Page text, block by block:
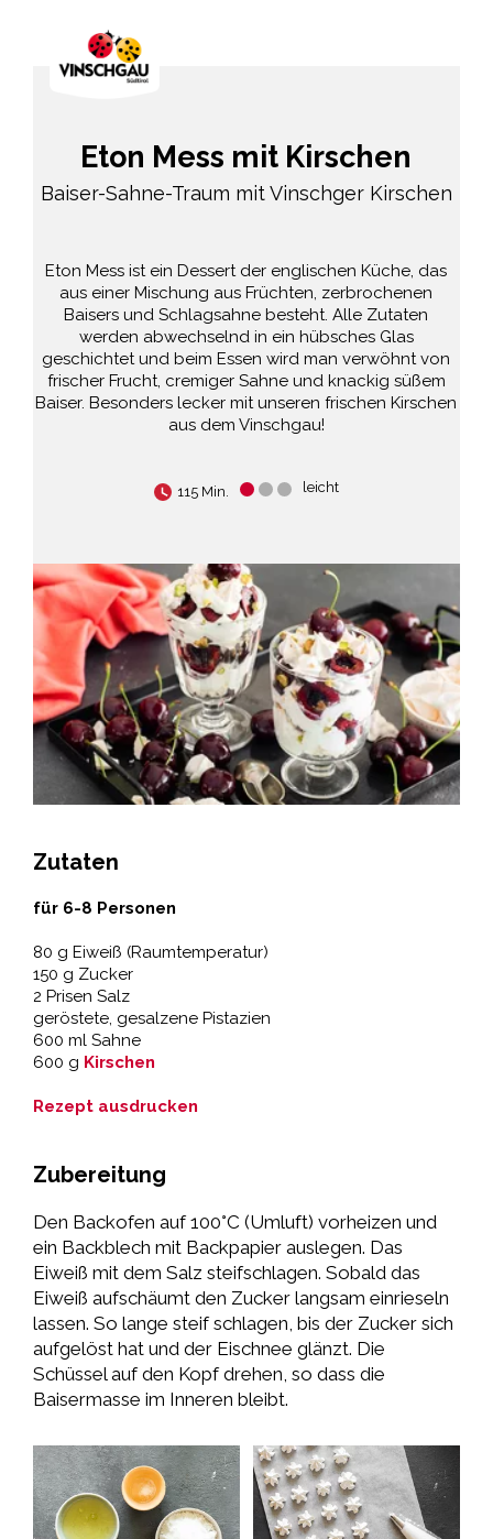
Eton Mess mit Kirschen
Baiser-Sahne-Traum mit Vinschger Kirschen
Eton Mess ist ein Dessert der englischen Küche, das
aus einer Mischung aus Früchten, zerbrochenen
Baisers und Schlagsahne besteht. Alle Zutaten
werden abwechselnd in ein hübsches Glas
geschichtet und beim Essen wird man verwöhnt von
frischer Frucht, cremiger Sahne und knackig süßem
Baiser. Besonders lecker mit unseren frischen Kirschen
aus dem Vinschgau!
115 Min. leicht
Zutaten
für 6-8 Personen
80 g Eiweiß (Raumtemperatur)
150 g Zucker
2 Prisen Salz
geröstete, gesalzene Pistazien
600 ml Sahne
600 g Kirschen
Rezept ausdrucken
Zubereitung
Den Backofen auf 100°C (Umluft) vorheizen und
ein Backblech mit Backpapier auslegen. Das
Eiweiß mit dem Salz steifschlagen. Sobald das
Eiweiß aufschäumt den Zucker langsam einrieseln
lassen. So lange steif schlagen, bis der Zucker sich
aufgelöst hat und der Eischnee glänzt. Die
Schüssel auf den Kopf drehen, so dass die
Baisermasse im Inneren bleibt.